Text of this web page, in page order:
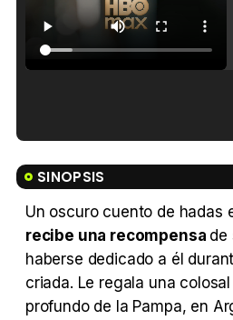
SINOPSIS
Un oscuro cuento de hadas
recibe una recompensa de
haberse dedicado a él
criada. Le regala una
profundo de la Pampa, en